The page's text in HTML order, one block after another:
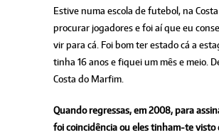
Estive numa escola de futebol, na
procurar jogadores e foi aí que eu
vir para cá. Foi bom ter estado cá a
tinha 16 anos e fiquei um mês e meio.
Costa do Marfim.
Quando regressas, em 2008, para
foi coincidência ou eles tinham-te